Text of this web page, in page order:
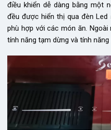
điều khiển dễ dàng bằng một
đều được hiển thị qua đèn
phù hợp với các món ăn.
tính năng tạm dừng và tính năng